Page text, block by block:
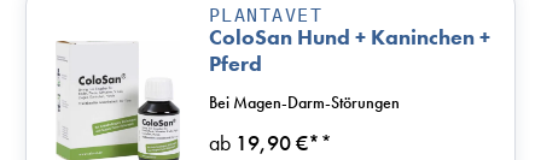
PLANTAVET
ColoSan Hund + Kaninchen +
Pferd
ab 19,90 €**
Bei Magen-Darm-Störungen